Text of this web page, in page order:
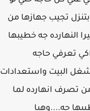
تجيب جهازها من
النهارده جه خطيبها
تعرفي حاجه
البيت واستعدادات
تصرف انهارده لما
جه....وهيا